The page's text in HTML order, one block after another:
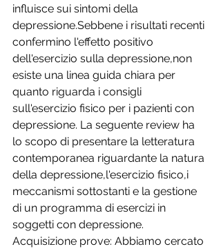
influisce sui sintomi della
depressione.Sebbene i risultati recenti
confermino l'effetto positivo
dell'esercizio sulla depressione,non
esiste una linea guida chiara per
quanto riguarda i consigli
sull'esercizio fisico per i pazienti con
depressione. La seguente review ha
lo scopo di presentare la letteratura
contemporanea riguardante la natura
della depressione,l'esercizio fisico,i
meccanismi sottostanti e la gestione
di un programma di esercizi in
soggetti con depressione.
Acquisizione prove: Abbiamo cercato